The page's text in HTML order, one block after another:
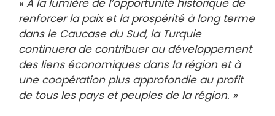
« À la lumière de l’opportunité historique de
renforcer la paix et la prospérité à long terme
dans le Caucase du Sud, la Turquie
continuera de contribuer au développement
des liens économiques dans la région et à
une coopération plus approfondie au profit
de tous les pays et peuples de la région. »